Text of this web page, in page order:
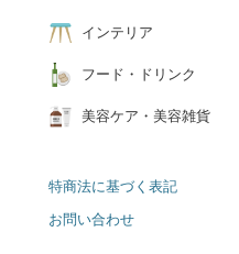
インテリア
フード・ドリンク
美容ケア・美容雑貨
特商法に基づく表記
お問い合わせ